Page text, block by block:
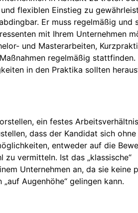
flexiblen Einstieg zu
Er muss regelmäßig und
mit Ihrem Unternehmen
und Masterarbeiten,
regelmäßig stattfinden.
in den Praktika sollten
ein festes
dass der Kandidat sich
entweder auf die
vermitteln. Ist das „klassische“
Unternehmen an, da sie keine
Augenhöhe“ gelingen kann.